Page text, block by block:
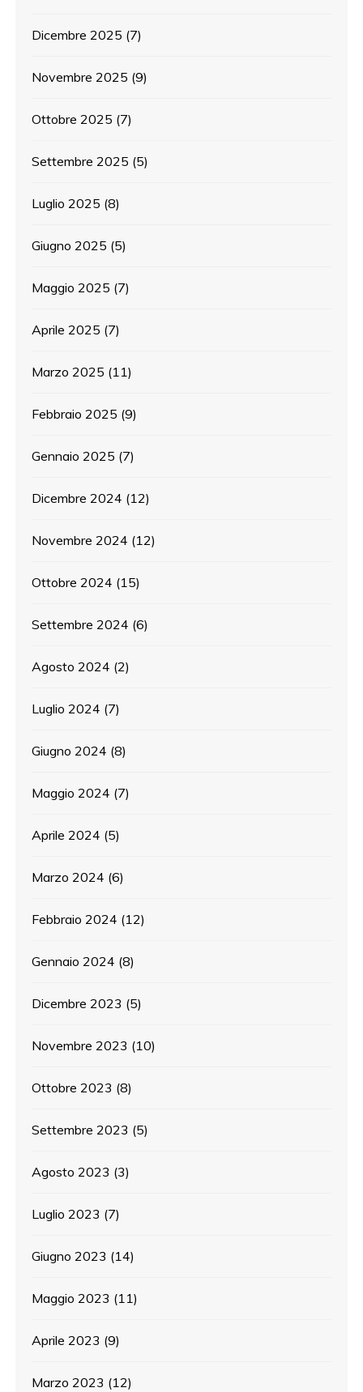
Dicembre 2025 (7)
Novembre 2025 (9)
Ottobre 2025 (7)
Settembre 2025 (5)
Luglio 2025 (8)
Giugno 2025 (5)
Maggio 2025 (7)
Aprile 2025 (7)
Marzo 2025 (11)
Febbraio 2025 (9)
Gennaio 2025 (7)
Dicembre 2024 (12)
Novembre 2024 (12)
Ottobre 2024 (15)
Settembre 2024 (6)
Agosto 2024 (2)
Luglio 2024 (7)
Giugno 2024 (8)
Maggio 2024 (7)
Aprile 2024 (5)
Marzo 2024 (6)
Febbraio 2024 (12)
Gennaio 2024 (8)
Dicembre 2023 (5)
Novembre 2023 (10)
Ottobre 2023 (8)
Settembre 2023 (5)
Agosto 2023 (3)
Luglio 2023 (7)
Giugno 2023 (14)
Maggio 2023 (11)
Aprile 2023 (9)
Marzo 2023 (12)